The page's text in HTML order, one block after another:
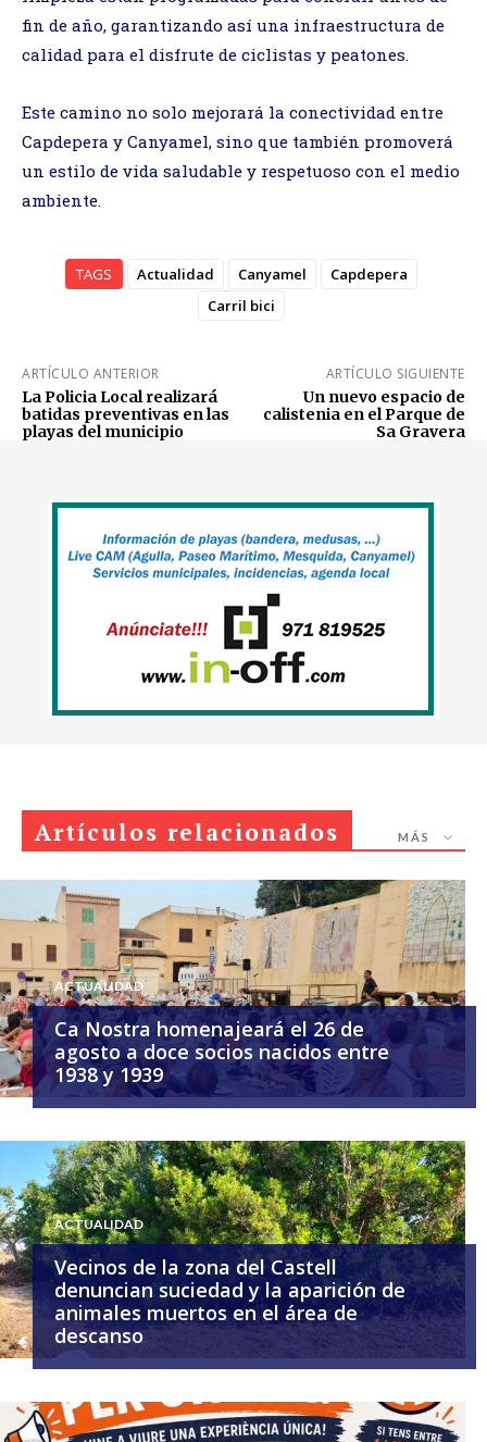
fin de año, garantizando así una infraestructura de
calidad para el disfrute de ciclistas y peatones.
Este camino no solo mejorará la conectividad entre
Capdepera y Canyamel, sino que también promoverá
un estilo de vida saludable y respetuoso con el medio
ambiente.
TAGS Actualidad Canyamel
Capdepera
Carril bici
ARTÍCULO ANTERIOR
La Policia Local realizará
batidas preventivas en las
playas del municipio
ARTÍCULO SIGUIENTE
Un nuevo espacio de
calistenia en el Parque de
Sa Gravera
Artículos relacionados MÁS
ACTUALIDAD
Ca Nostra homenajeará el 26 de
agosto a doce socios nacidos entre
1938 y 1939
ACTUALIDAD
Vecinos de la zona del Castell
denuncian suciedad y la aparición de
animales muertos en el área de
descanso